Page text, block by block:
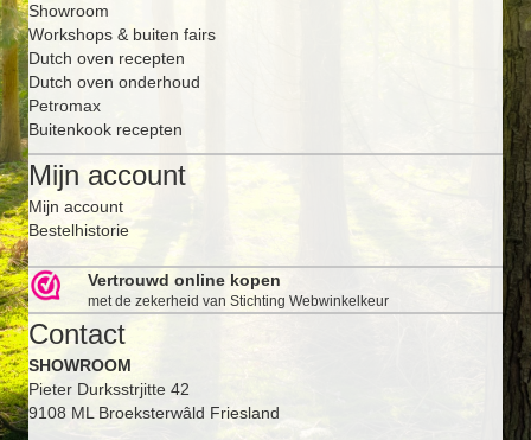
Showroom
Workshops & buiten fairs
Dutch oven recepten
Dutch oven onderhoud
Petromax
Buitenkook recepten
Mijn account
Mijn account
Bestelhistorie
Vertrouwd online kopen
met de zekerheid van Stichting Webwinkelkeur
Contact
SHOWROOM
Pieter Durksstrjitte 42
9108 ML Broeksterwâld Friesland